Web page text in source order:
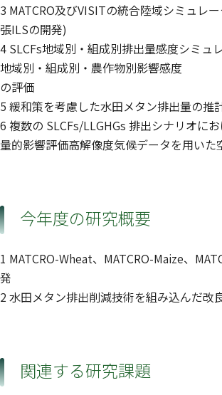
3 MATCRO及びVISITの統合陸域シミュレ
張ILSの開発)
4 SLCFs地域別・組成別排出量感度シミュ
地域別・組成別・農作物別影響感度
の評価
5 緩和策を考慮した水田メタン排出量の推
6 複数の SLCFs/LLGHGs 排出シナリオに
量的影響評価高解像度気候データを用いた
今年度の研究概要
1 MATCRO-Wheat、MATCRO-Maize、
発
2 水田メタン排出削減技術を組み込んだ改
関連する研究課題